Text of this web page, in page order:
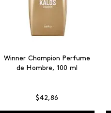
Winner Champion Perfume
de Hombre, 100 ml
$42,86